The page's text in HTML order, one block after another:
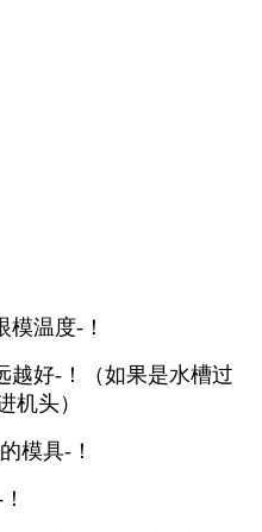
温度-！
越好-！（如果是水槽过
机头）
模具-！